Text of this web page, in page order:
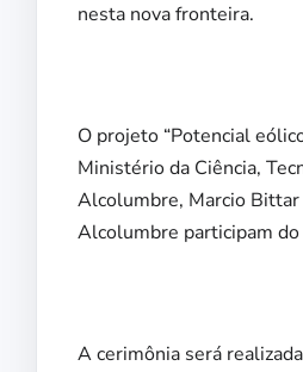
nesta nova fronteira.
O projeto “Potencial
Ministério da Ciência,
Alcolumbre, Marcio Bittar
Alcolumbre participam
A cerimônia será